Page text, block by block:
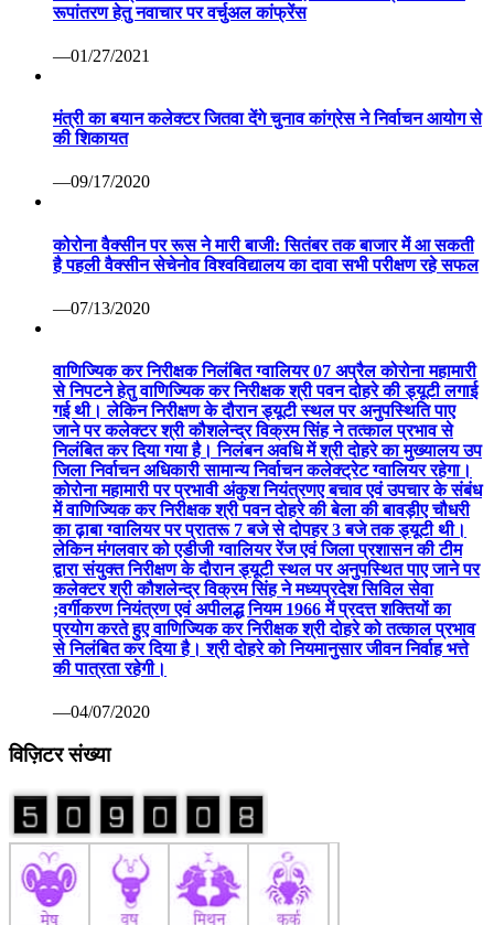
रूपांतरण हेतु नवाचार पर वर्चुअल कांफ्रेंस
—01/27/2021
मंत्री का बयान कलेक्टर जितवा देंगे चुनाव कांग्रेस ने निर्वाचन आयोग से
की शिकायत
—09/17/2020
कोरोना वैक्सीन पर रूस ने मारी बाजी: सितंबर तक बाजार में आ सकती
है पहली वैक्सीन सेचेनोव विश्वविद्यालय का दावा सभी परीक्षण रहे सफल
—07/13/2020
वाणिज्यिक कर निरीक्षक निलंबित ग्वालियर 07 अप्रैल कोरोना महामारी
से निपटने हेतु वाणिज्यिक कर निरीक्षक श्री पवन दोहरे की ड्यूटी लगाई
गई थी। लेकिन निरीक्षण के दौरान ड्यूटी स्थल पर अनुपस्थिति पाए
जाने पर कलेक्टर श्री कौशलेन्द्र विक्रम सिंह ने तत्काल प्रभाव से
निलंबित कर दिया गया है। निलंबन अवधि में श्री दोहरे का मुख्यालय उप
जिला निर्वाचन अधिकारी सामान्य निर्वाचन कलेक्ट्रेट ग्वालियर रहेगा।
कोरोना महामारी पर प्रभावी अंकुश नियंत्रणए बचाव एवं उपचार के संबंध
में वाणिज्यिक कर निरीक्षक श्री पवन दोहरे की बेला की बावड़ीए चौधरी
का ढ़ाबा ग्वालियर पर प्रातरू 7 बजे से दोपहर 3 बजे तक ड्यूटी थी।
लेकिन मंगलवार को एडीजी ग्वालियर रेंज एवं जिला प्रशासन की टीम
द्वारा संयुक्त निरीक्षण के दौरान ड्यूटी स्थल पर अनुपस्थित पाए जाने पर
कलेक्टर श्री कौशलेन्द्र विक्रम सिंह ने मध्यप्रदेश सिविल सेवा
;वर्गीकरण नियंत्रण एवं अपीलद्ध नियम 1966 में प्रदत्त शक्तियों का
प्रयोग करते हुए वाणिज्यिक कर निरीक्षक श्री दोहरे को तत्काल प्रभाव
से निलंबित कर दिया है। श्री दोहरे को नियमानुसार जीवन निर्वाह भत्ते
की पात्रता रहेगी।
—04/07/2020
विज़िटर संख्या